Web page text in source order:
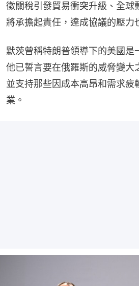
徵關稅引發貿易衝突升級、全球
將承擔起責任，達成協議的壓力
默茨曾稱特朗普領導下的美國是
他已誓言要在俄羅斯的威脅變大
並支持那些因成本高昂和需求疲
業。